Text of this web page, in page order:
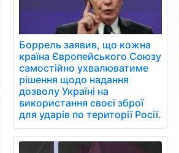
Боррель заявив, що кожна
країна Європейського Союзу
самостійно ухвалюватиме
рішення щодо надання
дозволу Україні на
використання своєї зброї
для ударів по території Росії.